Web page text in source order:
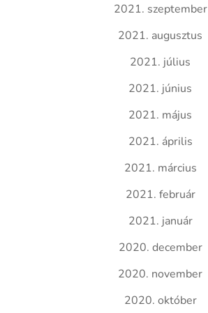
2021. szeptember
2021. augusztus
2021. július
2021. június
2021. május
2021. április
2021. március
2021. február
2021. január
2020. december
2020. november
2020. október